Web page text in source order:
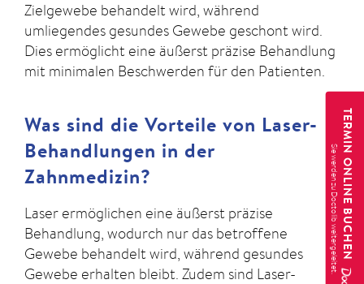
Zielgewebe behandelt wird, während
umliegendes gesundes Gewebe geschont wird.
Dies ermöglicht eine äußerst präzise Behandlung
mit minimalen Beschwerden für den Patienten.
Was sind die Vorteile von Laser-
Behandlungen in der
Zahnmedizin?
Laser ermöglichen eine äußerst präzise
Behandlung, wodurch nur das betroffene
Gewebe behandelt wird, während gesundes
Gewebe erhalten bleibt. Zudem sind Laser-
TERMIN ONLINE BUCHEN